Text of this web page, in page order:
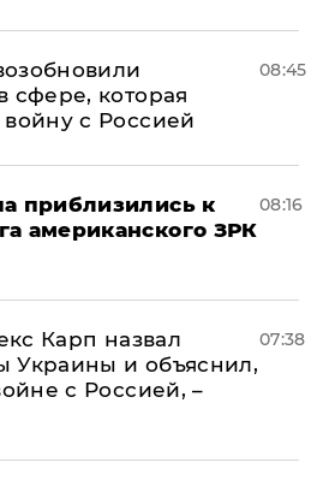
сфере, которая
с Россией
08:45
приблизились к
американского ЗРК
08:16
Карп назвал
Украины и объяснил,
с Россией, –
07:38